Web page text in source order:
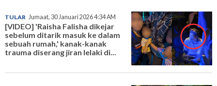
TULAR Jumaat, 30 Januari 2026 4:34 AM
[VIDEO] 'Raisha Falisha dikejar
sebelum ditarik masuk ke dalam
sebuah rumah,' kanak-kanak
trauma diserang jiran lelaki di...